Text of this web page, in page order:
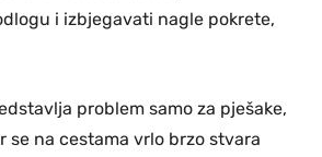
i izbjegavati nagle pokrete,
problem samo za pješake,
se na cestama vrlo brzo stvara